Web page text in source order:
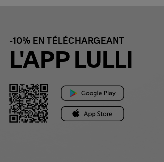
-10% EN TÉLÉCHARGEANT
L'APP LULLI